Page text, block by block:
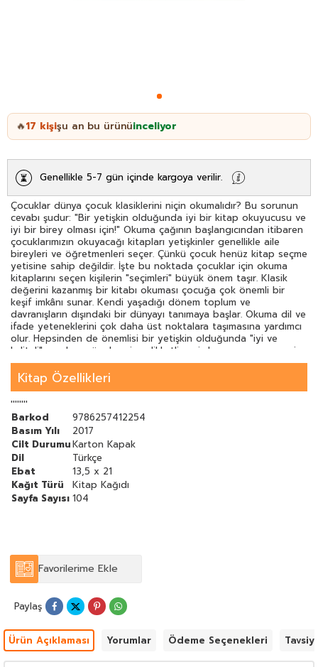
🔥17 kişişu an bu ürünüinceliyor
Genellikle 5-7 gün içinde kargoya verilir.
Çocuklar dünya çocuk klasiklerini niçin okumalıdır? Bu sorunun
cevabı şudur: "Bir yetişkin olduğunda iyi bir kitap okuyucusu ve
iyi bir birey olması için!" Okuma çağının başlangıcından itibaren
çocuklarımızın okuyacağı kitapları yetişkinler genellikle aile
bireyleri ve öğretmenleri seçer. Çünkü çocuk henüz kitap seçme
yetisine sahip değildir. İşte bu noktada çocuklar için okuma
kitaplarını seçen kişilerin "seçimleri" büyük önem taşır. Klasik
değerini kazanmış bir kitabı okuması çocuğa çok önemli bir
keşif imkânı sunar. Kendi yaşadığı dönem toplum ve
davranışların dışındaki bir dünyayı tanımaya başlar. Okuma dil ve
ifade yeteneklerini çok daha üst noktalara taşımasına yardımcı
olur. Hepsinden de önemlisi bir yetişkin olduğunda "iyi ve
kaliteli" eserlere yönelmesine dikkatli seçimler yapmasına zemin
oluşturur. Değerli yetişkinler farkındasınız değil mi? Bu konuda
siz anne-babalara aile üyelerine ve öğretmenlere büyük vazife
düşüyor! Okuma yaşındaki çocuğunuzun dil okuma ve kavrama
yeteneğine göre iyi ve kaliteli hazırlanmış dünya çocuk klasikleri
çocuğunuza okuma zevkini aşılayacaktır. Çocuklarınıza klasik
çocuk kitaplarını mutlaka okutun onları "gerçek kitaplar" ile
tanıştırın.
Kitap Özellikleri
''''''''
Barkod
9786257412254
Basım Yılı
2017
Cilt DurumuKarton Kapak
Dil
Türkçe
Ebat
13,5 x 21
Kağıt Türü
Kitap Kağıdı
Sayfa Sayısı 104
Favorilerime Ekle
Paylaş
Ürün Açıklaması Yorumlar Ödeme Seçenekleri